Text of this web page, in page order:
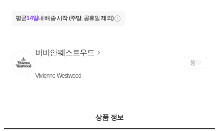
평균14일내 배송 시작 (주말, 공휴일 제외)
비비안웨스트우드
Vivienne Westwood
찜
상품 정보